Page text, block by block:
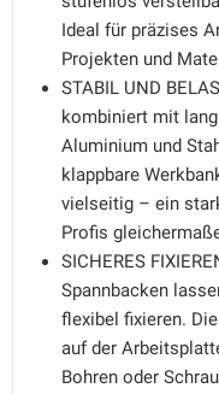
Ideal für präzises
Projekten und
STABIL UND
kombiniert mit
Aluminium und
klappbare
vielseitig – ein
Profis
SICHERES
Spannbacken
flexibel fixieren.
auf der
Bohren oder